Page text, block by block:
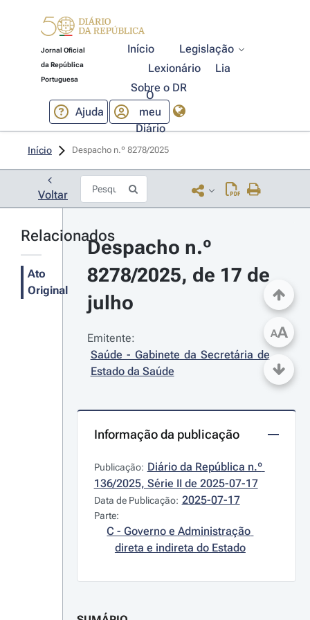
Jornal Oficial
da República
Portuguesa
Início
Legislação
Lexionário
Lia
Sobre o DR
Ajuda
O
meu
Diário
Início Despacho n.º 8278/2025
Voltar
Relacionados
Ato
Original
Despacho n.º
8278/2025, de 17 de
julho
Emitente:
Saúde - Gabinete da Secretária de
Estado da Saúde
Informação da publicação
Publicação: Diário da República n.º
136/2025, Série II de 2025-07-17
Data de Publicação: 2025-07-17
Parte:
C - Governo e Administração
direta e indireta do Estado
AA